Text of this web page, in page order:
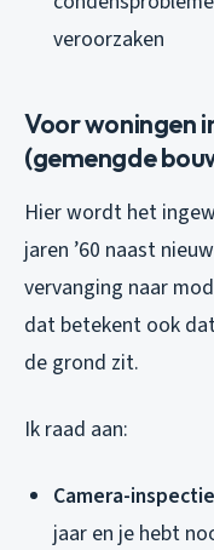
veroorzaken
Voor woningen
(gemengde
Hier wordt het
jaren ’60 naast
vervanging naar
dat betekent ook
de grond zit.
Ik raad aan:
Camera-
jaar en je hebt